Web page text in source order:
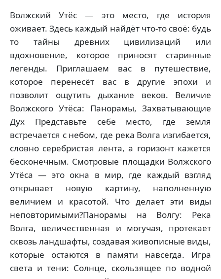
Волжский Утёс — это место, где история
оживает. Здесь каждый найдёт что-то своё: будь
то тайны древних цивилизаций или
вдохновение, которое приносят старинные
легенды. Приглашаем вас в путешествие,
которое перенесёт вас в другие эпохи и
позволит ощутить дыхание веков. Величие
Волжского Утёса: Панорамы, Захватывающие
Дух Представьте себе место, где земля
встречается с небом, где река Волга изгибается,
словно серебристая лента, а горизонт кажется
бесконечным. Смотровые площадки Волжского
Утёса — это окна в мир, где каждый взгляд
открывает новую картину, наполненную
величием и красотой. Что делает эти виды
неповторимыми?Панорамы на Волгу: Река
Волга, величественная и могучая, протекает
сквозь ландшафты, создавая живописные виды,
которые остаются в памяти навсегда. Игра
света и тени: Солнце, скользящее по водной